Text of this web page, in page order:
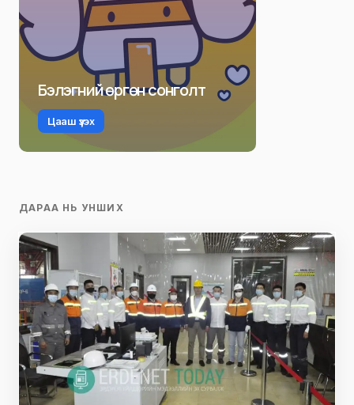
Бэлэгний өргөн сонголт
Цааш үзэх
ДАРАА НЬ УНШИХ